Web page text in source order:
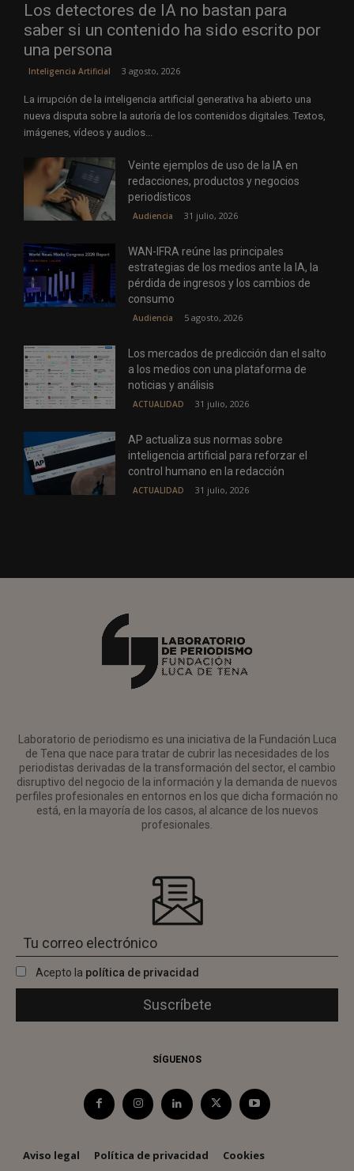
Los detectores de IA no bastan para
saber si un contenido ha sido escrito por
una persona
Inteligencia Artificial 3 agosto, 2026
La irrupción de la inteligencia artificial generativa ha abierto una
nueva disputa sobre la autoría de los contenidos digitales. Textos,
imágenes, vídeos y audios...
Veinte ejemplos de uso de la IA en
redacciones, productos y negocios
periodísticos
Audiencia 31 julio, 2026
WAN-IFRA reúne las principales
estrategias de los medios ante la IA, la
pérdida de ingresos y los cambios de
consumo
Audiencia 5 agosto, 2026
Los mercados de predicción dan el salto
a los medios con una plataforma de
noticias y análisis
ACTUALIDAD 31 julio, 2026
AP actualiza sus normas sobre
inteligencia artificial para reforzar el
control humano en la redacción
ACTUALIDAD 31 julio, 2026
Laboratorio de periodismo es una iniciativa de la Fundación Luca
de Tena que nace para tratar de cubrir las necesidades de los
periodistas derivadas de la transformación del sector, el cambio
disruptivo del negocio de la información y la demanda de nuevos
perfiles profesionales en entornos en los que dicha formación no
está, en la mayoría de los casos, al alcance de los nuevos
profesionales.
Acepto la política de privacidad
SÍGUENOS
Aviso legal Política de privacidad Cookies